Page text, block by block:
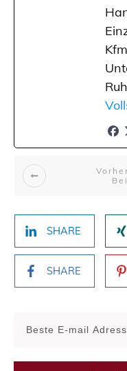
SHARE
SHARE